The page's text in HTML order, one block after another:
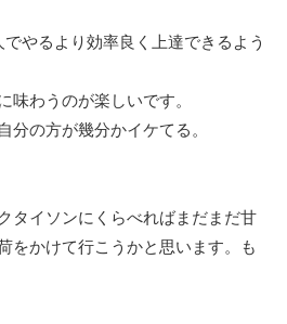
やるより効率良く上達できるよう
味わうのが楽しいです。
分の方が幾分かイケてる。
タイソンにくらべればまだまだ甘
をかけて行こうかと思います。も